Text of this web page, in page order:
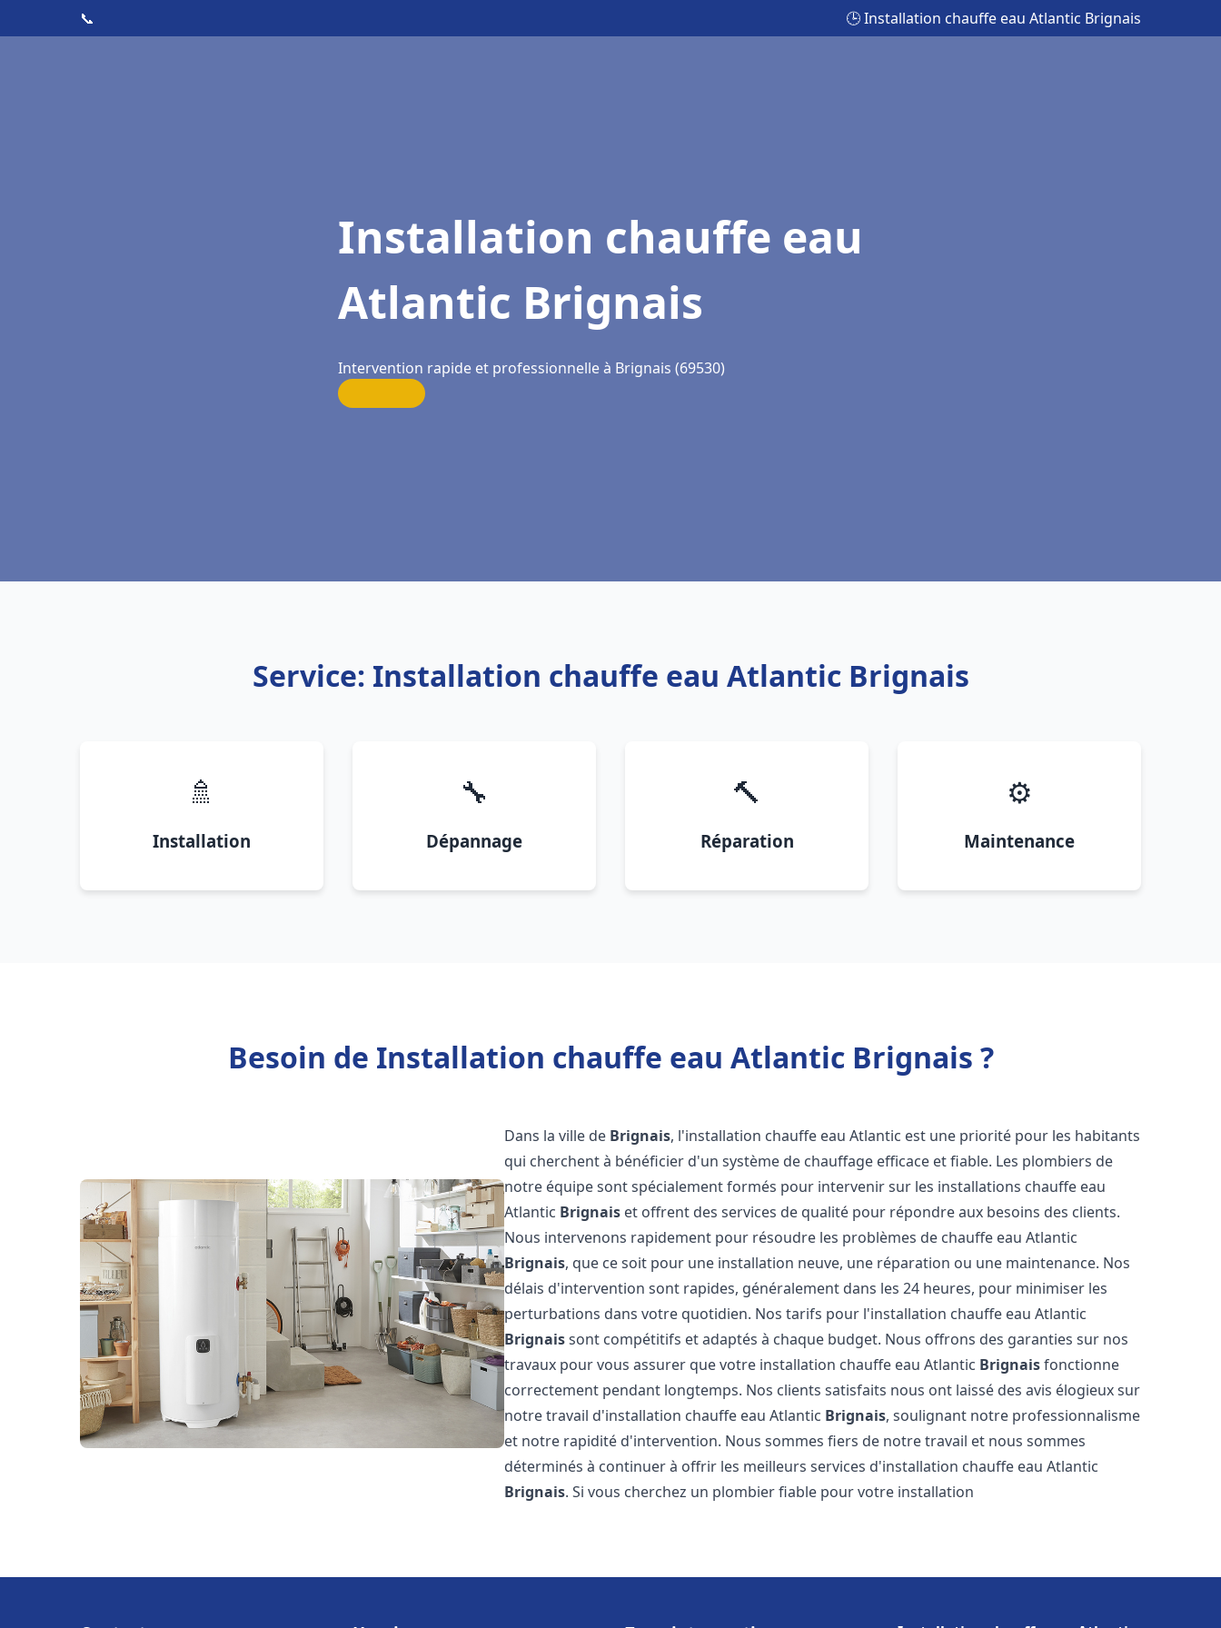
📞 🕒 Installation chauffe eau Atlantic Brignais
Installation chauffe eau
Atlantic Brignais
Intervention rapide et professionnelle à Brignais (69530)
Service: Installation chauffe eau Atlantic Brignais
🚿
Installation
🔧
Dépannage
🔨
Réparation
⚙️
Maintenance
Besoin de Installation chauffe eau Atlantic Brignais ?
Dans la ville de Brignais, l'installation chauffe eau Atlantic est une priorité pour les habitants
qui cherchent à bénéficier d'un système de chauffage efficace et fiable. Les plombiers de
notre équipe sont spécialement formés pour intervenir sur les installations chauffe eau
Atlantic Brignais et offrent des services de qualité pour répondre aux besoins des clients.
Nous intervenons rapidement pour résoudre les problèmes de chauffe eau Atlantic
Brignais, que ce soit pour une installation neuve, une réparation ou une maintenance. Nos
délais d'intervention sont rapides, généralement dans les 24 heures, pour minimiser les
perturbations dans votre quotidien. Nos tarifs pour l'installation chauffe eau Atlantic
Brignaissont compétitifs et adaptés à chaque budget. Nous offrons des garanties sur nos
travaux pour vous assurer que votre installation chauffe eau Atlantic Brignaisfonctionne
correctement pendant longtemps. Nos clients satisfaits nous ont laissé des avis élogieux sur
notre travail d'installation chauffe eau Atlantic Brignais, soulignant notre professionnalisme
et notre rapidité d'intervention. Nous sommes fiers de notre travail et nous sommes
déterminés à continuer à offrir les meilleurs services d'installation chauffe eau Atlantic
Brignais. Si vous cherchez un plombier fiable pour votre installation